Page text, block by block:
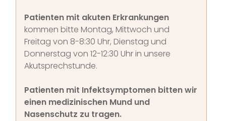
Patienten mit akuten Erkrankungen
kommen bitte Montag, Mittwoch und
Freitag von 8-8:30 Uhr, Dienstag und
Donnerstag von 12-12:30 Uhr in unsere
Akutsprechstunde.
Patienten mit Infektsymptomen bitten wir
einen medizinischen Mund und
Nasenschutz zu tragen.